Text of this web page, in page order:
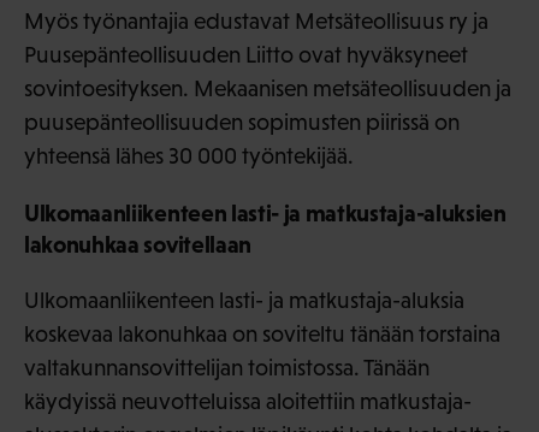
Myös työnantajia edustavat Metsäteollisuus ry ja
Puusepänteollisuuden Liitto ovat hyväksyneet
sovintoesityksen. Mekaanisen metsäteollisuuden ja
puusepänteollisuuden sopimusten piirissä on
yhteensä lähes 30 000 työntekijää.
Ulkomaanliikenteen lasti- ja matkustaja-aluksien
lakonuhkaa sovitellaan
Ulkomaanliikenteen lasti- ja matkustaja-aluksia
koskevaa lakonuhkaa on soviteltu tänään torstaina
valtakunnansovittelijan toimistossa. Tänään
käydyissä neuvotteluissa aloitettiin matkustaja-